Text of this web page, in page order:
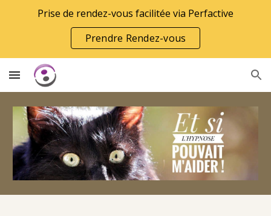
Prise de rendez-vous facilitée via Perfactive
Prendre Rendez-vous